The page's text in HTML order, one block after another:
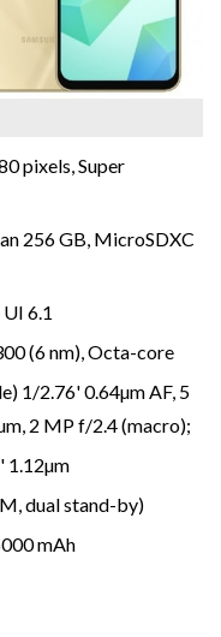
pixels, Super
256 GB, MicroSDXC
6.1
(6 nm), Octa-core
1/2.76' 0.64µm AF, 5
2 MP f/2.4 (macro);
1.12µm
dual stand-by)
mAh